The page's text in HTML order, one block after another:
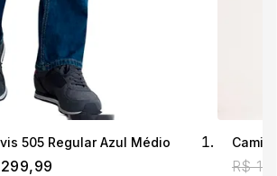
505 Regular Azul Médio
R$